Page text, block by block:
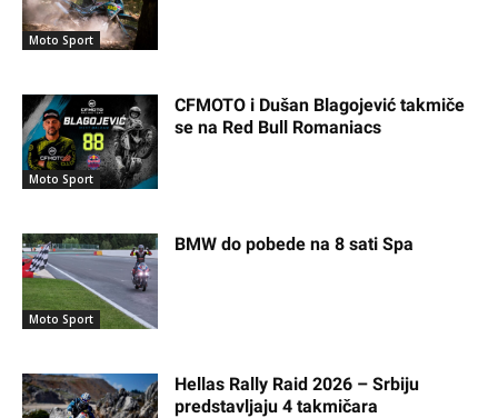
Moto Sport
Moto Sport
CFMOTO i Dušan Blagojević takmiče
se na Red Bull Romaniacs
Moto Sport
BMW do pobede na 8 sati Spa
Hellas Rally Raid 2026 – Srbiju
predstavljaju 4 takmičara